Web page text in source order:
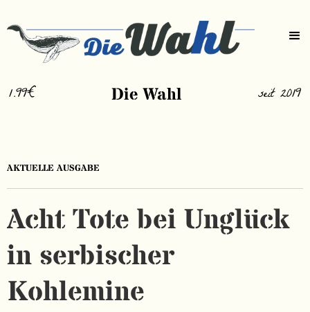
1.99€ Die Wahl seit 2019
AKTUELLE AUSGABE
Acht Tote bei Unglück
in serbischer
Kohlemine